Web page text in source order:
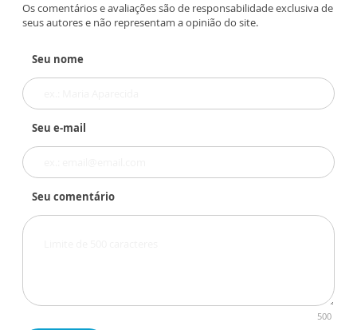
Os comentários e avaliações são de responsabilidade exclusiva de
seus autores e não representam a opinião do site.
Seu nome
Seu e-mail
Seu comentário
500